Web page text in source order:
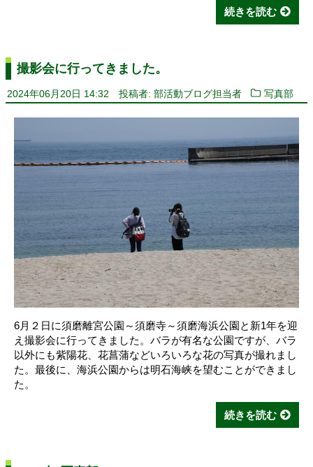
続きを読む
撮影会に行ってきました。
2024年06月20日 14:32 投稿者: 部活動ブログ担当者 写真部
6月２日に須磨離宮公園～須磨寺～須磨海浜公園と新1年を迎
え撮影会に行ってきました。バラが有名な公園ですが、バラ
以外にも紫陽花、花菖蒲などいろいろな花の写真が撮れまし
た。最後に、海浜公園からは明石海峡を望むことができまし
た。
続きを読む